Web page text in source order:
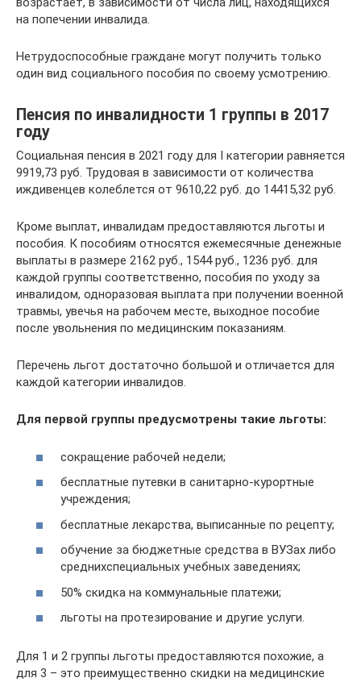
на попечении инвалида.
Нетрудоспособные граждане могут получить только
один вид социального пособия по своему усмотрению.
Пенсия по инвалидности 1 группы в 2017
году
Социальная пенсия в 2021 году для І категории равняется
9919,73 руб. Трудовая в зависимости от количества
иждивенцев колеблется от 9610,22 руб. до 14415,32 руб.
Кроме выплат, инвалидам предоставляются льготы и
пособия. К пособиям относятся ежемесячные денежные
выплаты в размере 2162 руб., 1544 руб., 1236 руб. для
каждой группы соответственно, пособия по уходу за
инвалидом, одноразовая выплата при получении военной
травмы, увечья на рабочем месте, выходное пособие
после увольнения по медицинским показаниям.
Перечень льгот достаточно большой и отличается для
каждой категории инвалидов.
Для первой группы предусмотрены такие льготы:
сокращение рабочей недели;
бесплатные путевки в санитарно-курортные
учреждения;
бесплатные лекарства, выписанные по рецепту;
обучение за бюджетные средства в ВУЗах либо
среднихспециальных учебных заведениях;
50% скидка на коммунальные платежи;
льготы на протезирование и другие услуги.
Для 1 и 2 группы льготы предоставляются похожие, а
для 3 – это преимущественно скидки на медицинские